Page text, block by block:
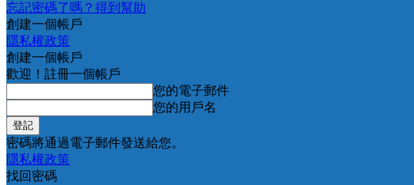
忘記密碼了嗎？得到幫助
創建一個帳戶
隱私權政策
創建一個帳戶
歡迎！註冊一個帳戶
您的電子郵件
您的用戶名
密碼將通過電子郵件發送給您。
隱私權政策
找回密碼